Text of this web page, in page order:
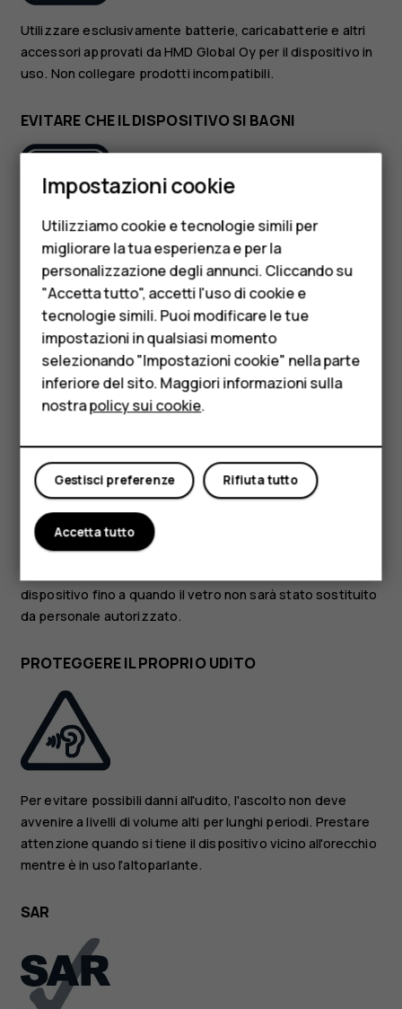
Smartphone
Cellulari
Telefoni per anziani
Accessori
HMD Terra M
Per le imprese
Tablet
Negozio
Il mio account
Utilizzare esclusivamente batterie, caricabatterie e altri
accessori approvati da HMD Global Oy per il dispositivo in
uso. Non collegare prodotti incompatibili.
EVITARE CHE IL DISPOSITIVO SI BAGNI
Se il dispositivo è impermeabile, fare riferimento alla
relativa classificazione IP nelle specifiche tecniche per
indicazioni più dettagliate.
PARTI IN VETRO
Il dispositivo e/o il suo schermo è realizzato in vetro.
dispositivo su una superficie dura o in caso di forte urto.
Se il vetro si rompe, non toccare le schegge né tentare di
dispositivo fino a quando il vetro non sarà stato sostituito
da personale autorizzato.
PROTEGGERE IL PROPRIO UDITO
Per evitare possibili danni all'udito, l'ascolto non deve
avvenire a livelli di volume alti per lunghi periodi. Prestare
attenzione quando si tiene il dispositivo vicino all'orecchio
mentre è in uso l'altoparlante.
SAR
Impostazioni cookie
Utilizziamo cookie e tecnologie simili per
migliorare la tua esperienza e per la
personalizzazione degli annunci. Cliccando su
"Accetta tutto", accetti l'uso di cookie e
tecnologie simili. Puoi modificare le tue
impostazioni in qualsiasi momento
selezionando "Impostazioni cookie" nella parte
inferiore del sito. Maggiori informazioni sulla
nostrapolicy sui cookie.
Rifiuta tutto
Gestisci preferenze
Accetta tutto